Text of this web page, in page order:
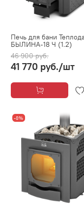
Печь для бани
БЫЛИНА-18 Ч (1.2)
46 900 руб.
41 770 руб./шт
-8%